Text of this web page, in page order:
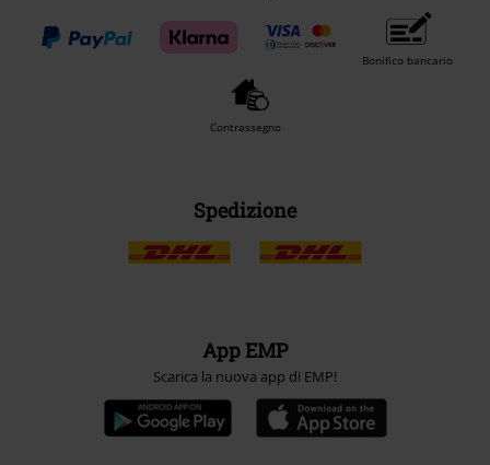
Bonifico bancario
Contrassegno
Spedizione
App EMP
Scarica la nuova app di EMP!